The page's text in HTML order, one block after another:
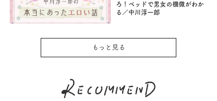
ろ！ベッドで男女の機微がわか
る／中川淳一郎
もっと見る